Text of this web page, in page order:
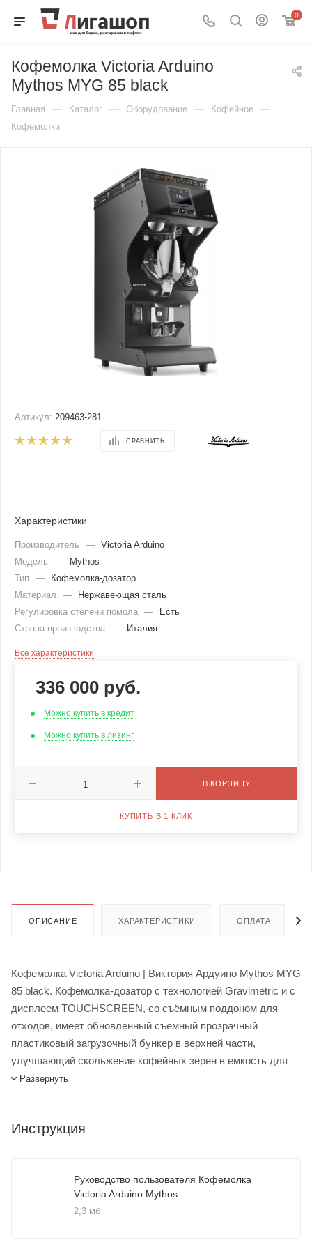
0
Кофемолка Victoria Arduino
Mythos MYG 85 black
Главная — Каталог — Оборудование — Кофейное —
Кофемолки
Артикул: 209463-281
СРАВНИТЬ
Характеристики
Производитель — Victoria Arduino
Модель
—
Mythos
Тип
—
Кофемолка-дозатор
Материал
—
Нержавеющая сталь
Регулировка степени помола —
Есть
Страна производства — Италия
Все характеристики
336 000 руб.
Можно купить в кредит
Можно купить в лизинг
В КОРЗИНУ
КУПИТЬ В 1 КЛИК
ОПИСАНИЕ ХАРАКТЕРИСТИКИ ОПЛАТА
Кофемолка Victoria Arduino | Виктория Ардуино Mythos MYG
85 black. Кофемолка-дозатор с технологией Gravimetric и с
дисплеем TOUCHSCREEN, со съёмным поддоном для
отходов, имеет обновленный съемный прозрачный
пластиковый загрузочный бункер в верхней части,
улучшающий скольжение кофейных зерен в емкость для
помола, электронный дозатор с мгновенным помолом,
Технология Gravimetric позволяет настроить дозу помола
вентилятор на задней панели для быстрого охлаждения
мотора, улучшенная технология Clumb Crusher,
обеспечивает равномерный помол, "без комков".
Развернуть
Инструкция
Руководство пользователя Кофемолка
Victoria Arduino Mythos
2,3 мб